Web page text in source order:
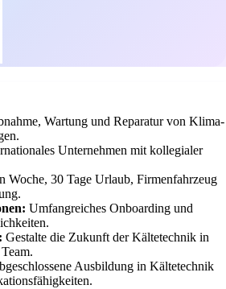
Wartung und Reparatur von Klima-
Unternehmen mit kollegialer
Woche, 30 Tage Urlaub, Firmenfahrzeug
Umfangreiches Onboarding und
Gestalte die Zukunft der Kältetechnik in
Ausbildung in Kältetechnik